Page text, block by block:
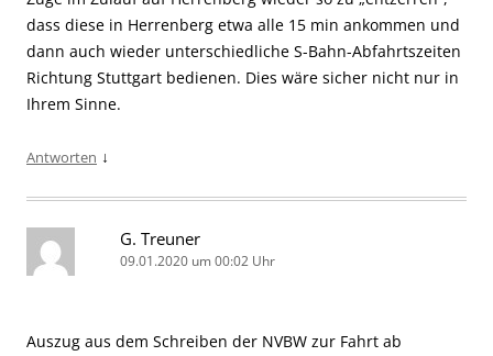
dass diese in Herrenberg etwa alle 15 min ankommen und
dann auch wieder unterschiedliche S-Bahn-Abfahrtszeiten
Richtung Stuttgart bedienen. Dies wäre sicher nicht nur in
Ihrem Sinne.
Antworten ↓
G. Treuner
09.01.2020 um 00:02 Uhr
Auszug aus dem Schreiben der NVBW zur Fahrt ab